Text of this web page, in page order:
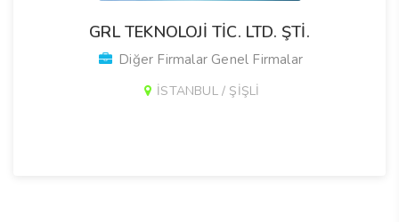
GRL TEKNOLOJİ TİC. LTD. ŞTİ.
Diğer Firmalar Genel Firmalar
İSTANBUL / ŞİŞLİ